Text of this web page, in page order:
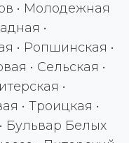
• Молодежная
•
• Ропшинская •
• Сельская •
•
• Троицкая •
Бульвар Белых